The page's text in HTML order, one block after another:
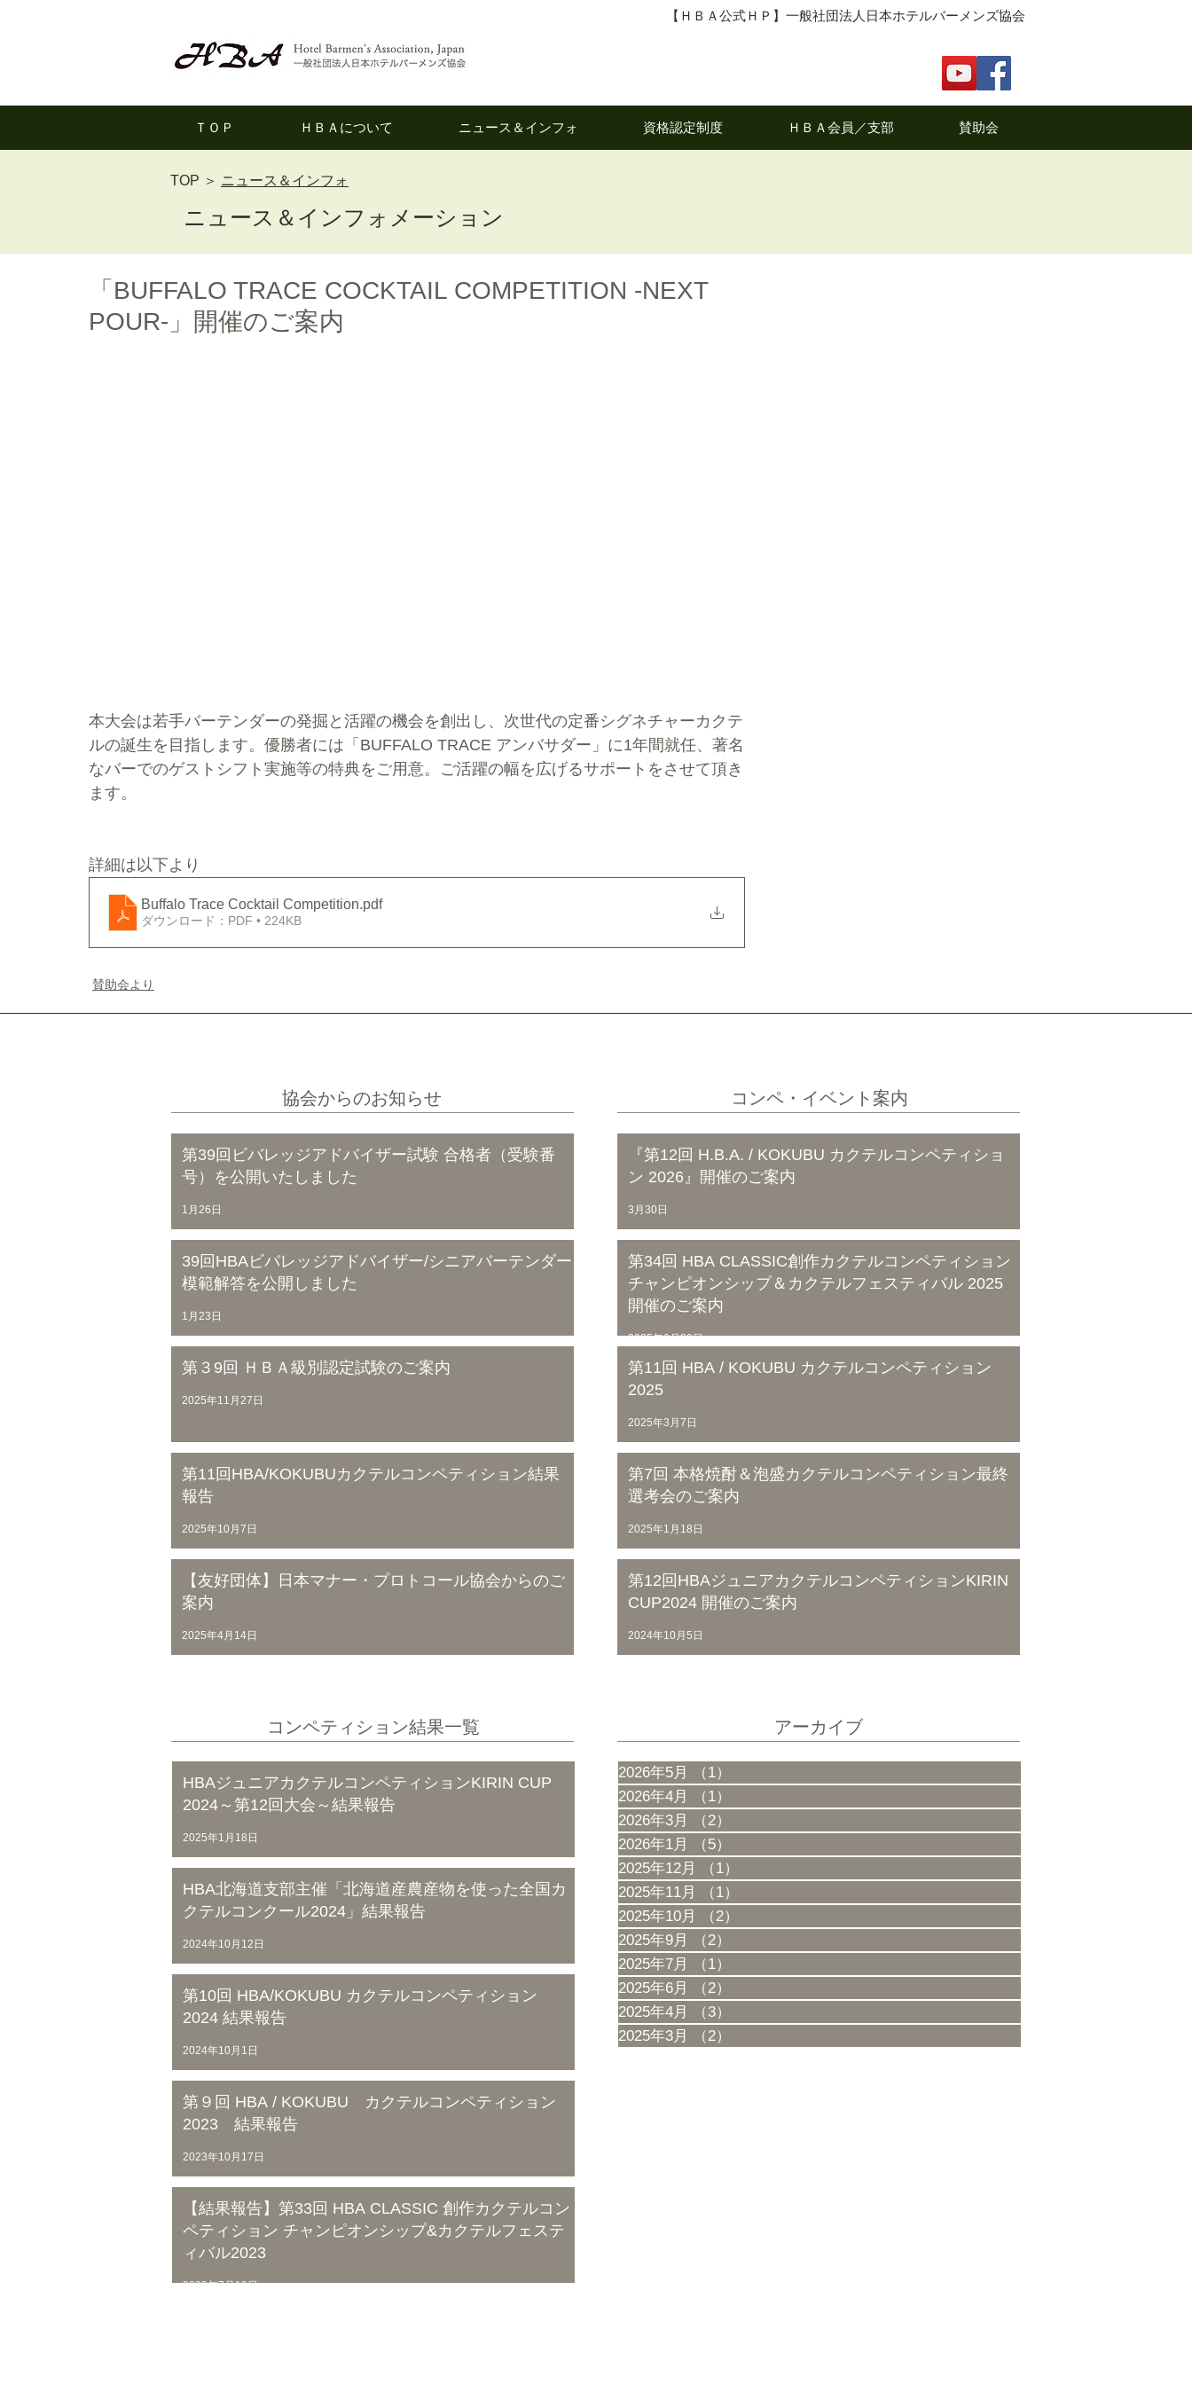
【ＨＢＡ公式ＨＰ】一般社団法人日本ホテルバーメンズ協会
ＴＯＰ ＨＢＡについて ニュース＆インフォ 資格認定制度 ＨＢＡ会員／支部 賛助会
TOP ＞ ニュース＆インフォ
ニュース＆インフォメーション
「BUFFALO TRACE COCKTAIL COMPETITION -NEXT
POUR-」開催のご案内
本大会は若手バーテンダーの発掘と活躍の機会を創出し、次世代の定番シグネチャーカクテ
ルの誕生を目指します。優勝者には「BUFFALO TRACE アンバサダー」に1年間就任、著名
なバーでのゲストシフト実施等の特典をご用意。ご活躍の幅を広げるサポートをさせて頂き
ます。
詳細は以下より
Buffalo Trace Cocktail Competition.pdf
ダウンロード：PDF • 224KB
賛助会より
協会からのお知らせ
第39回ビバレッジアドバイザー試験 合格者（受験番
号）を公開いたしました
1月26日
39回HBAビバレッジアドバイザー/シニアバーテンダー
模範解答を公開しました
1月23日
第３9回 ＨＢＡ級別認定試験のご案内
2025年11月27日
第11回HBA/KOKUBUカクテルコンペティション結果
報告
2025年10月7日
【友好団体】日本マナー・プロトコール協会からのご
案内
2025年4月14日
コンペティション結果一覧
HBAジュニアカクテルコンペティションKIRIN CUP
2024～第12回大会～結果報告
2025年1月18日
HBA北海道支部主催「北海道産農産物を使った全国カ
クテルコンクール2024」結果報告
2024年10月12日
第10回 HBA/KOKUBU カクテルコンペティション
2024 結果報告
2024年10月1日
第９回 HBA / KOKUBU カクテルコンペティション
2023 結果報告
2023年10月17日
【結果報告】第33回 HBA CLASSIC 創作カクテルコン
ペティション チャンピオンシップ&カクテルフェステ
ィバル2023
2023年7月10日
コンペ・イベント案内
『第12回 H.B.A. / KOKUBU カクテルコンペティショ
ン 2026』開催のご案内
3月30日
第34回 HBA CLASSIC創作カクテルコンペティション
チャンピオンシップ＆カクテルフェスティバル 2025
開催のご案内
2025年6月20日
第11回 HBA / KOKUBU カクテルコンペティション
2025
2025年3月7日
第7回 本格焼酎＆泡盛カクテルコンペティション最終
選考会のご案内
2025年1月18日
第12回HBAジュニアカクテルコンペティションKIRIN
CUP2024 開催のご案内
2024年10月5日
アーカイブ
2026年5月 （1）
2026年4月
（1）
2026年3月
（2）
2026年1月
（5）
2025年12月
（1）
2025年11月
（1）
2025年10月
（2）
2025年9月
（2）
2025年7月
（1）
2025年6月
（2）
2025年4月
（3）
2025年3月
（2）